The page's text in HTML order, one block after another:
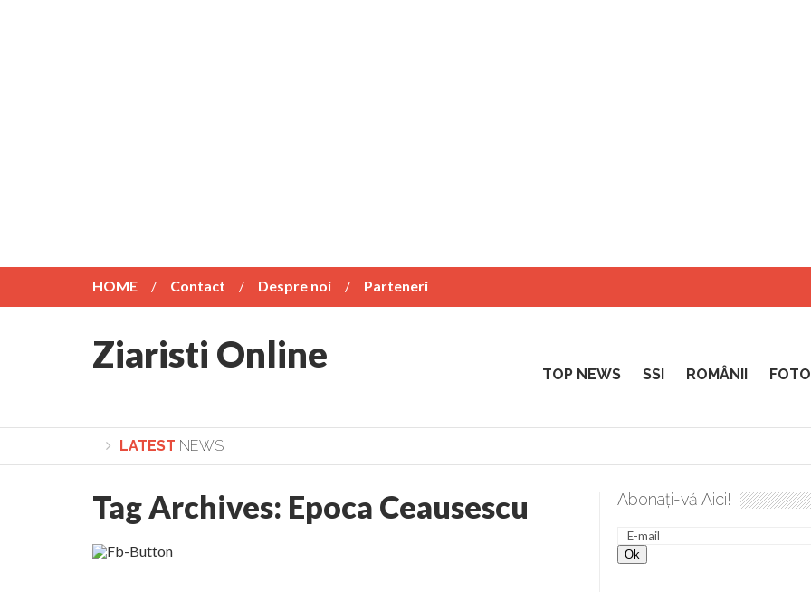
HOME Contact Despre noi Parteneri
Ziaristi Online TOP NEWS SSI ROMÂNII
LATEST NEWS
Lepădarea de sine și urmarea lui Hristos. Calea spre desăvârșire. Gând de duminică de Elena Solunca Moise
Tag Archives: Epoca Ceausescu Abonați-vă Aici!